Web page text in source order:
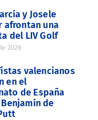
y Josele
afrontan una
del LIV Golf
2026
valencianos
en el
de España
Benjamín de